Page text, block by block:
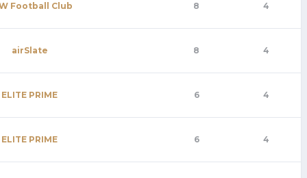
Football Club 8 4
airSlate 8 4
ELITE PRIME 6 4
ELITE PRIME 6 4